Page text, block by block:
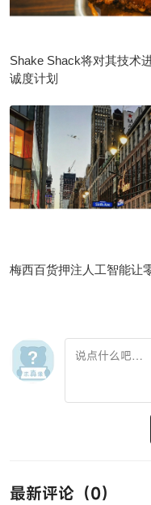
Shake Shack将对其技术
诚度计划
梅西百货押注人工智能让
最新评论（0）